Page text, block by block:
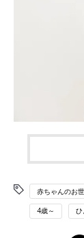
赤ちゃんのお
4歳～ ひ